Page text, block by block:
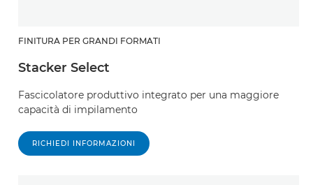
FINITURA PER GRANDI FORMATI
Stacker Select
Fascicolatore produttivo integrato per una maggiore
capacità di impilamento
RICHIEDI INFORMAZIONI